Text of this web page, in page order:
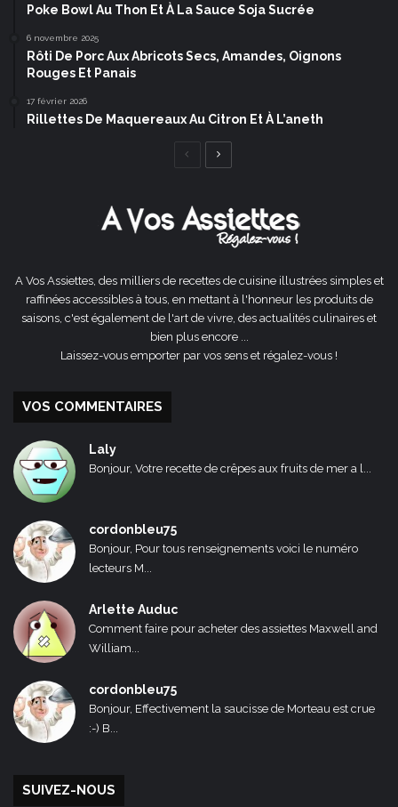
Poke Bowl Au Thon Et À La Sauce Soja Sucrée
6 novembre 2025
Rôti De Porc Aux Abricots Secs, Amandes, Oignons
Rouges Et Panais
17 février 2026
Rillettes De Maquereaux Au Citron Et À L’aneth
Page
A Vos Assiettes, des milliers de recettes de cuisine illustrées simples et
raffinées accessibles à tous, en mettant à l'honneur les produits de
saisons, c'est également de l'art de vivre, des actualités culinaires et
bien plus encore ...
Laissez-vous emporter par vos sens et régalez-vous !
VOS COMMENTAIRES
Laly
Bonjour, Votre recette de crêpes aux fruits de mer a l...
cordonbleu75
Bonjour, Pour tous renseignements voici le numéro
lecteurs M...
Arlette Auduc
Comment faire pour acheter des assiettes Maxwell and
William...
cordonbleu75
Bonjour, Effectivement la saucisse de Morteau est crue
:-) B...
SUIVEZ-NOUS